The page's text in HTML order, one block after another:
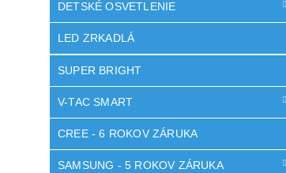
DETSKÉ OSVETLENIE
LED ZRKADLÁ
SUPER BRIGHT
V-TAC SMART
CREE - 6 ROKOV ZÁRUKA
SAMSUNG - 5 ROKOV ZÁRUKA